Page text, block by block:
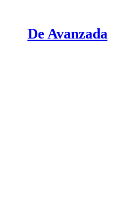
De Avanzada